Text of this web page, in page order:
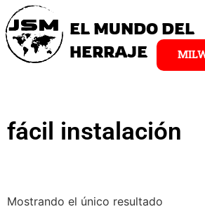
EL MUNDO DEL
HERRAJE
fácil instalación
Mostrando el único resultado